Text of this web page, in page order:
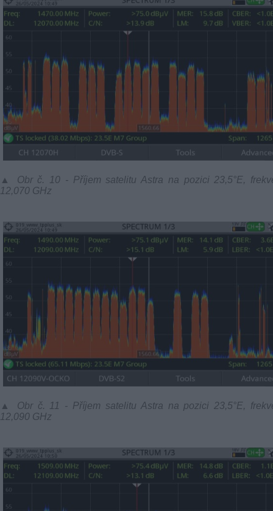
▲ Obr č. 10 - Příjem satelitu Astra na pozici 23,5°E,
12,070 GHz
▲ Obr č. 11 - Příjem satelitu Astra na pozici 23,5°E,
12,090 GHz